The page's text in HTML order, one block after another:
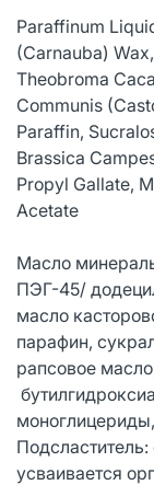
Paraffinum
(Carnauba)
Theobroma
Communis
Paraffin,
Brassica
Propyl Gallate,
Acetate
Масло
ПЭГ-45/
масло
парафин,
рапсовое
усваивается